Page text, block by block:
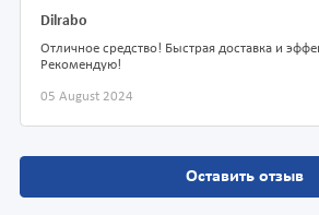
Dilrabo
Отличное средство! Быстрая доставка и
Рекомендую!
05 August 2024
Оставить отзыв